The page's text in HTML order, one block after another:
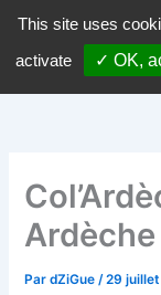
contenu
dZiGue
Ardèche
PardZiGue/29
This site uses
activate
✓ OK,